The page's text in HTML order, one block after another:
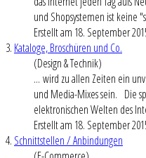
und Shopsystemen ist keine
Erstellt am 18. September
3. Kataloge, Broschüren und Co.
(Design & Technik)
... wird zu allen Zeiten ein
und Media-Mixes sein. Die
elektronischen Welten des
Erstellt am 18. September
4. Schnittstellen / Anbindungen